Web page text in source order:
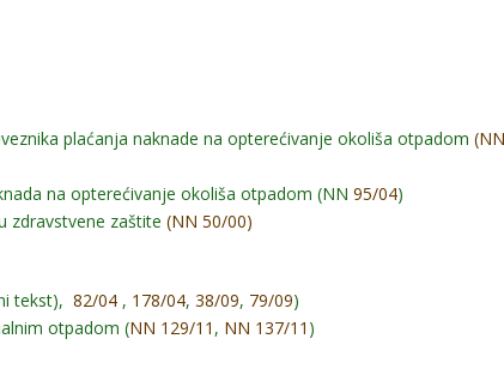
plaćanja naknade na opterećivanje okoliša otpadom (NN
na opterećivanje okoliša otpadom (NN 95/04)
zdravstvene zaštite (NN 50/00)
tekst), 82/04 , 178/04, 38/09, 79/09)
otpadom (NN 129/11 , NN 137/11 )